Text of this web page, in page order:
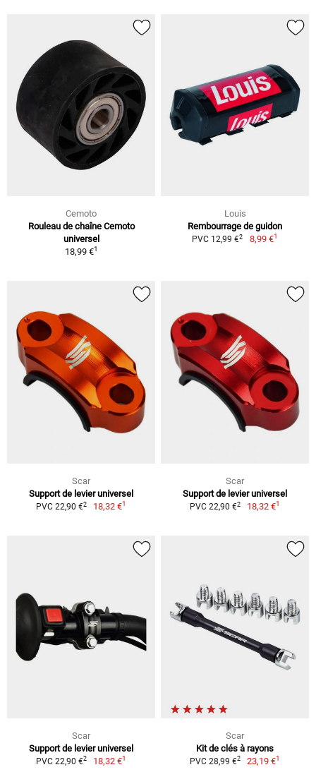
Cemoto
Rouleau de chaîne Cemoto
universel
18,99 €1
Louis
Rembourrage de guidon
PVC 12,99 €2 8,99 €1
Scar
Support de levier universel
PVC 22,90 €2 18,32 €1
Scar
Support de levier universel
PVC 22,90 €2 18,32 €1
Scar
Support de levier universel
PVC 22,90 €2 18,32 €1
Scar
Kit de clés à rayons
PVC 28,99 €2 23,19 €1